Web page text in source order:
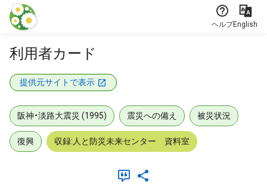
本文に飛ぶ
ヘルプEnglish
利用者カード
提供元サイトで表示
阪神・淡路大震災 (1995) 震災への備え 被災状況
復興 収録:人と防災未来センター 資料室